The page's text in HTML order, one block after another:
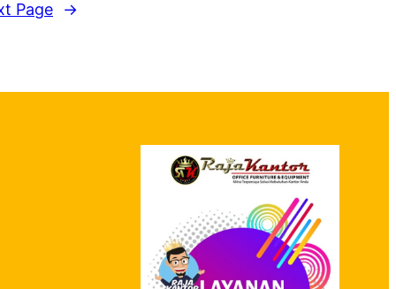
Page →